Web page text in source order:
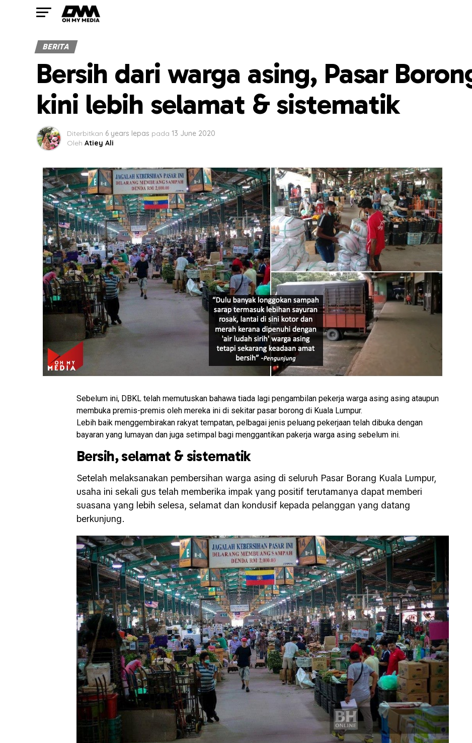
BERITA
Bersih dari warga asing, Pasar
kini lebih selamat & sistematik
Diterbitkan 6 years lepas pada 13 June 2020
Oleh Atiey Ali
Sebelum ini, DBKL telah memutuskan bahawa tiada lagi pengambilan pekerja warga asing asing ataupun
membuka premis-premis oleh mereka ini di sekitar pasar borong di Kuala Lumpur.
Lebih baik menggembirakan rakyat tempatan, pelbagai jenis peluang pekerjaan telah dibuka dengan
bayaran yang lumayan dan juga setimpal bagi menggantikan pakerja warga asing sebelum ini.
Bersih, selamat & sistematik
Setelah melaksanakan pembersihan warga asing di seluruh Pasar Borang Kuala Lumpur,
usaha ini sekali gus telah memberika impak yang positif terutamanya dapat memberi
suasana yang lebih selesa, selamat dan kondusif kepada pelanggan yang datang
berkunjung.